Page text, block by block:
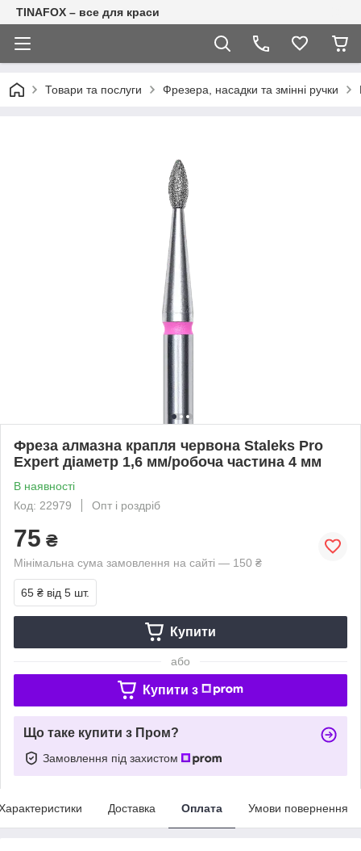
TINAFOX – все для краси
Товари та послуги Фрезера, насадки та змінні ручки
Фреза алмазна крапля червона Staleks Pro
Expert діаметр 1,6 мм/робоча частина 4 мм
В наявності
Код: 22979
Опт і роздріб
75 ₴
Мінімальна сума замовлення на сайті — 150 ₴
65 ₴ від 5 шт.
Купити
або
Купити з
Що таке купити з Пром?
Замовлення під захистом
Доставка Оплата Умови повернення